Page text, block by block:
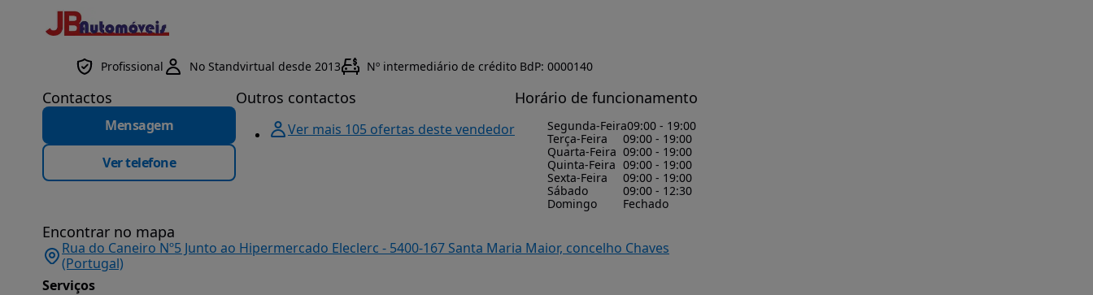
Profissional No Standvirtual desde 2013 Nº intermediário de crédito BdP: 0000140
Contactos
Mensagem
Ver telefone
Outros contactos
Ver mais 105 ofertas deste vendedor
Horário de funcionamento
Segunda-Feira09:00 - 19:00
Terça-Feira
09:00 - 19:00
Quarta-Feira 09:00 - 19:00
Quinta-Feira 09:00 - 19:00
Sexta-Feira
09:00 - 19:00
Sábado
09:00 - 12:30
Domingo
Fechado
Encontrar no mapa
Rua do Caneiro Nº5 Junto ao Hipermercado Eleclerc - 5400-167 Santa Maria Maior, concelho Chaves
(Portugal)
Serviços